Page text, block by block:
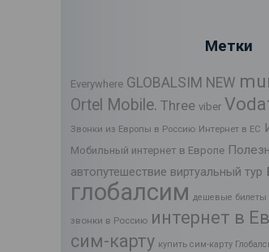
Метки
Everywhere GLOBALSIM NEW
Ortel Mobile. Three viber
Звонки из Европы в Россию Интернет в ЕС
Мобильный интернет в Европе
автопутешествие виртуальный тур
глобалсим дешевые билеты
звонки в Россию интернет в
сим-карту купить сим-карту